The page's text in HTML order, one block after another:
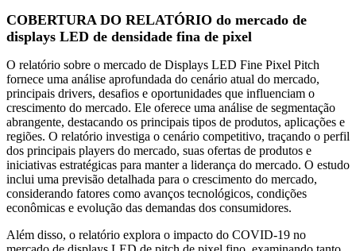
COBERTURA DO RELATÓRIO do mercado de
displays LED de densidade fina de pixel
O relatório sobre o mercado de Displays LED Fine Pixel Pitch
fornece uma análise aprofundada do cenário atual do mercado,
principais drivers, desafios e oportunidades que influenciam o
crescimento do mercado. Ele oferece uma análise de segmentação
abrangente, destacando os principais tipos de produtos, aplicações e
regiões. O relatório investiga o cenário competitivo, traçando o perfil
dos principais players do mercado, suas ofertas de produtos e
iniciativas estratégicas para manter a liderança do mercado. O estudo
inclui uma previsão detalhada para o crescimento do mercado,
considerando fatores como avanços tecnológicos, condições
econômicas e evolução das demandas dos consumidores.
Além disso, o relatório explora o impacto do COVID-19 no